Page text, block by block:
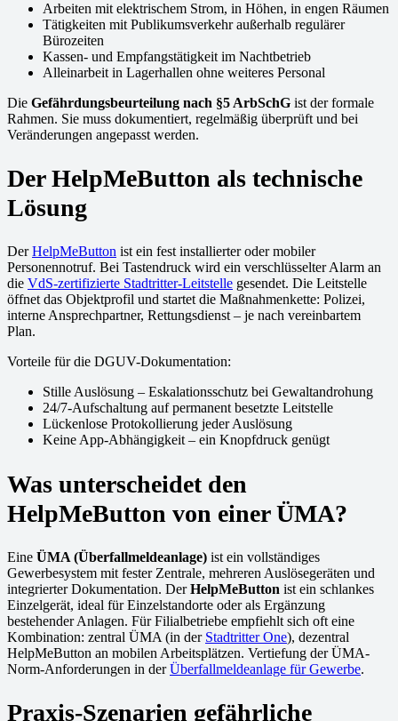
Arbeiten mit elektrischem Strom, in Höhen, in engen Räumen
Tätigkeiten mit Publikumsverkehr außerhalb regulärer
Bürozeiten
Kassen- und Empfangstätigkeit im Nachtbetrieb
Alleinarbeit in Lagerhallen ohne weiteres Personal
Die Gefährdungsbeurteilung nach §5 ArbSchG ist der formale
Rahmen. Sie muss dokumentiert, regelmäßig überprüft und bei
Veränderungen angepasst werden.
Der HelpMeButton als technische
Lösung
DerHelpMeButton ist ein fest installierter oder mobiler
Personennotruf. Bei Tastendruck wird ein verschlüsselter Alarm an
die VdS-zertifizierte Stadtritter-Leitstelle gesendet. Die Leitstelle
öffnet das Objektprofil und startet die Maßnahmenkette: Polizei,
interne Ansprechpartner, Rettungsdienst – je nach vereinbartem
Plan.
Vorteile für die DGUV-Dokumentation:
Stille Auslösung – Eskalationsschutz bei Gewaltandrohung
24/7-Aufschaltung auf permanent besetzte Leitstelle
Lückenlose Protokollierung jeder Auslösung
Keine App-Abhängigkeit – ein Knopfdruck genügt
Was unterscheidet den
HelpMeButton von einer ÜMA?
Eine ÜMA (Überfallmeldeanlage) ist ein vollständiges
Gewerbesystem mit fester Zentrale, mehreren Auslösegeräten und
integrierter Dokumentation. DerHelpMeButton ist ein schlankes
Einzelgerät, ideal für Einzelstandorte oder als Ergänzung
bestehender Anlagen. Für Filialbetriebe empfiehlt sich oft eine
Kombination: zentral ÜMA (in der Stadtritter One), dezentral
HelpMeButton an mobilen Arbeitsplätzen. Vertiefung der ÜMA-
Norm-Anforderungen in derÜberfallmeldeanlage für Gewerbe.
Praxis-Szenarien gefährliche